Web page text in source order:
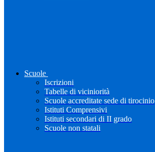
Scuole
Iscrizioni
Tabelle di viciniorità
Scuole accreditate sede di tirocinio
Istituti Comprensivi
Istituti secondari di II grado
Scuole non statali